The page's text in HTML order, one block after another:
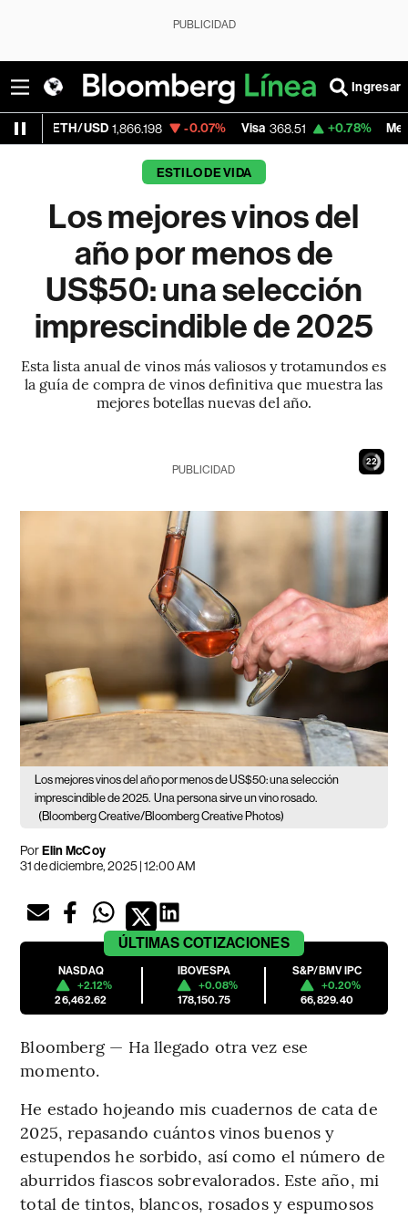
PUBLICIDAD
Ingresar
1,866.198 -0.07% Visa 368.51 +0.78% MercadoLibre
ESTILO DE VIDA
Los mejores vinos del
año por menos de
US$50: una selección
imprescindible de 2025
Esta lista anual de vinos más valiosos y trotamundos es
la guía de compra de vinos definitiva que muestra las
mejores botellas nuevas del año.
21
PUBLICIDAD
Los mejores vinos del año por menos de US$50: una selección
imprescindible de 2025. Una persona sirve un vino rosado.
(Bloomberg Creative/Bloomberg Creative Photos)
PorElin McCoy
31 de diciembre, 2025 | 12:00 AM
ÚLTIMAS COTIZACIONES
NASDAQ
+2.12%
26,462.62
IBOVESPA
+0.08%
178,150.75
S&P/BMV IPC
+0.20%
66,829.40
Bloomberg — Ha llegado otra vez ese
momento.
He estado hojeando mis cuadernos de cata de
2025, repasando cuántos vinos buenos y
estupendos he sorbido, así como el número de
aburridos fiascos sobrevalorados. Este año, mi
total de tintos, blancos, rosados y espumosos